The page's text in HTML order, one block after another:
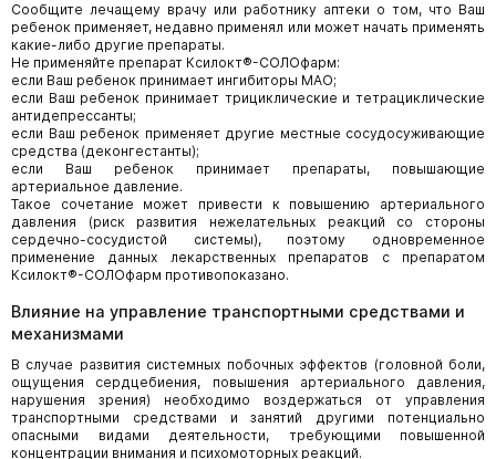
Сообщите лечащему врачу или работнику аптеки о том, что Ваш
ребенок применяет, недавно применял или может начать применять
какие-либо другие препараты.
Не применяйте препарат Ксилокт®-СОЛОфарм:
если Ваш ребенок принимает ингибиторы МАО;
если Ваш ребенок принимает трициклические и тетрациклические
антидепрессанты;
если Ваш ребенок применяет другие местные сосудосуживающие
средства (деконгестанты);
если Ваш ребенок принимает препараты, повышающие
артериальное давление.
Такое сочетание может привести к повышению артериального
давления (риск развития нежелательных реакций со стороны
сердечно-сосудистой системы), поэтому одновременное
применение данных лекарственных препаратов с препаратом
Ксилокт®-СОЛОфарм противопоказано.
Влияние на управление транспортными средствами и
механизмами
В случае развития системных побочных эффектов (головной боли,
ощущения сердцебиения, повышения артериального давления,
нарушения зрения) необходимо воздержаться от управления
транспортными средствами и занятий другими потенциально
опасными видами деятельности, требующими повышенной
концентрации внимания и психомоторных реакций.